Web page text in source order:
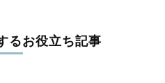
るお役立ち記事